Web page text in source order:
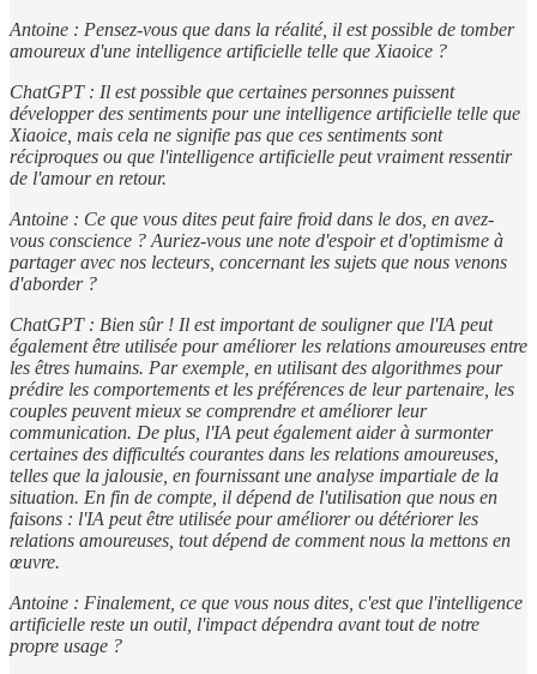
Antoine : Pensez-vous que dans la réalité, il est possible de tomber
amoureux d'une intelligence artificielle telle que Xiaoice ?
ChatGPT : Il est possible que certaines personnes puissent
développer des sentiments pour une intelligence artificielle telle que
Xiaoice, mais cela ne signifie pas que ces sentiments sont
réciproques ou que l'intelligence artificielle peut vraiment ressentir
de l'amour en retour.
Antoine : Ce que vous dites peut faire froid dans le dos, en avez-
vous conscience ? Auriez-vous une note d'espoir et d'optimisme à
partager avec nos lecteurs, concernant les sujets que nous venons
d'aborder ?
ChatGPT : Bien sûr ! Il est important de souligner que l'IA peut
également être utilisée pour améliorer les relations amoureuses entre
les êtres humains. Par exemple, en utilisant des algorithmes pour
prédire les comportements et les préférences de leur partenaire, les
couples peuvent mieux se comprendre et améliorer leur
communication. De plus, l'IA peut également aider à surmonter
certaines des difficultés courantes dans les relations amoureuses,
telles que la jalousie, en fournissant une analyse impartiale de la
situation. En fin de compte, il dépend de l'utilisation que nous en
faisons : l'IA peut être utilisée pour améliorer ou détériorer les
relations amoureuses, tout dépend de comment nous la mettons en
œuvre.
Antoine : Finalement, ce que vous nous dites, c'est que l'intelligence
artificielle reste un outil, l'impact dépendra avant tout de notre
propre usage ?